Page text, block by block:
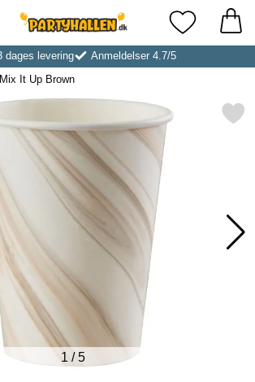
Startside for Partyhallen AB Mine
dages levering
Anmeldelser 4.7/5
It Up Brown
Markér papkrus Mix It
1 /5